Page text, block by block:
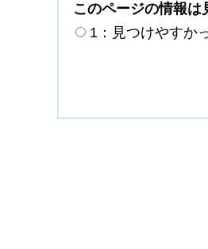
このページの情報は
1：見つけやすか